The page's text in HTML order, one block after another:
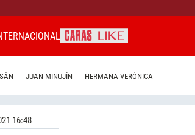
JUAN MINUJÍN HERMANA VERÓNICA
16:48